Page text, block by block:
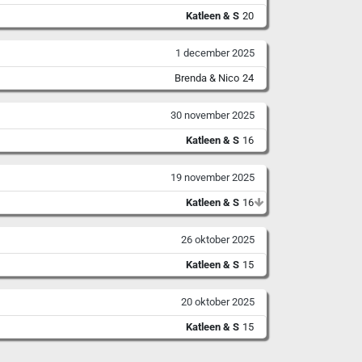
Katleen & S 20
1 december 2025
Brenda & Nico 24
30 november 2025
Katleen & S 16
19 november 2025
Katleen & S 16
26 oktober 2025
Katleen & S 15
20 oktober 2025
Katleen & S 15